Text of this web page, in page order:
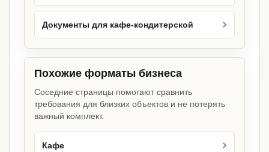
Документы для кафе-кондитерской
Похожие форматы бизнеса
Соседние страницы помогают сравнить
требования для близких объектов и не потерять
важный комплект.
Кафе